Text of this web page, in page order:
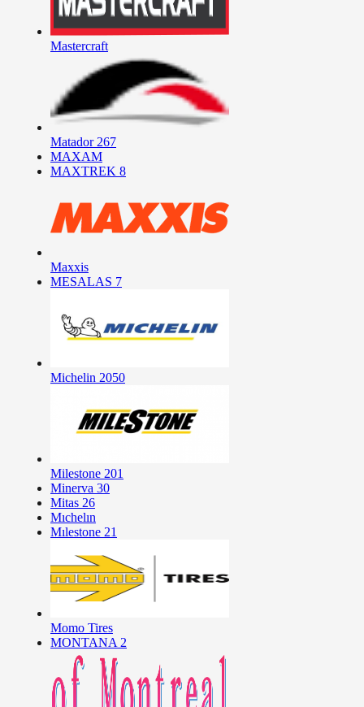
Mastercraft
Matador 267
MAXAM
MAXTREK 8
Maxxis
MESALAS 7
Michelin 2050
Milestone 201
Minerva 30
Mitas 26
Mıchelın
Mılestone 21
Momo Tires
MONTANA 2